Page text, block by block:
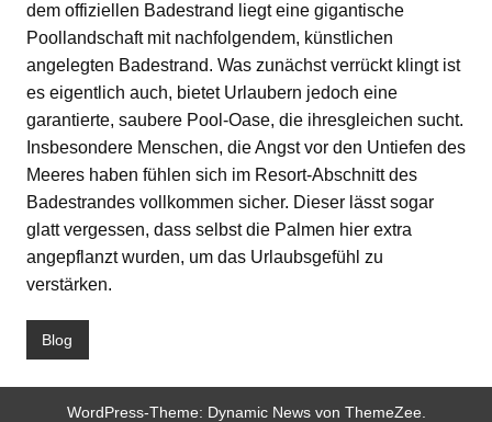
dem offiziellen Badestrand liegt eine gigantische
Poollandschaft mit nachfolgendem, künstlichen
angelegten Badestrand. Was zunächst verrückt klingt ist
es eigentlich auch, bietet Urlaubern jedoch eine
garantierte, saubere Pool-Oase, die ihresgleichen sucht.
Insbesondere Menschen, die Angst vor den Untiefen des
Meeres haben fühlen sich im Resort-Abschnitt des
Badestrandes vollkommen sicher. Dieser lässt sogar
glatt vergessen, dass selbst die Palmen hier extra
angepflanzt wurden, um das Urlaubsgefühl zu
verstärken.
Blog
WordPress-Theme: Dynamic News von ThemeZee.